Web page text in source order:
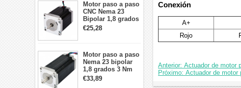
Motor paso a paso
CNC Nema 23
Bipolar 1,8 grados
1,9 Nm 3A 3,36 V
57x57x76mm 4
€25,28
Motor paso a paso
Nema 23 bipolar
1,8 grados 3 Nm
4,2A 57x57x114mm
motor paso a paso
€33,89
Conexión
A+
Rojo
Anterior: Actuador de motor
Próximo: Actuador de